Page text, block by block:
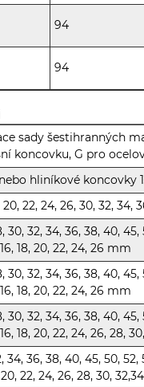
94
94
sady šestihranných
koncovku, G pro
hliníkové koncovky
20, 22, 24, 26, 30, 32, 34,
30, 32, 34, 36, 38, 40,
16, 18, 20, 22, 24, 26 mm
30, 32, 34, 36, 38, 40,
16, 18, 20, 22, 24, 26 mm
30, 32, 34, 36, 38, 40,
16, 18, 20, 22, 24, 26, 28,
34, 36, 38, 40, 45, 50,
20, 22, 24, 26, 28, 30,